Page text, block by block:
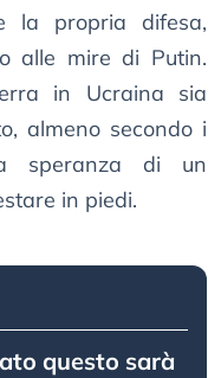
la propria difesa,
alle mire di Putin.
in Ucraina sia
almeno secondo i
speranza di un
in piedi.
questo sarà